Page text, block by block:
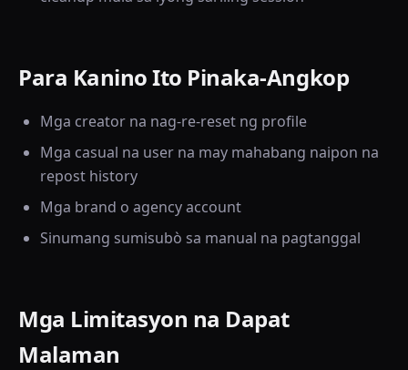
Para Kanino Ito Pinaka-Angkop
Mga creator na nag-re-reset ng profile
Mga casual na user na may mahabang naipon na
repost history
Mga brand o agency account
Sinumang sumisubò sa manual na pagtanggal
Mga Limitasyon na Dapat
Malaman